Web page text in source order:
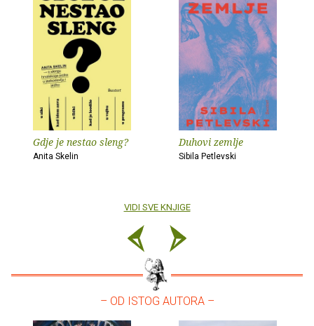
Gdje je nestao sleng?
Anita Skelin
Duhovi zemlje
Sibila Petlevski
VIDI SVE KNJIGE
– OD ISTOG AUTORA –